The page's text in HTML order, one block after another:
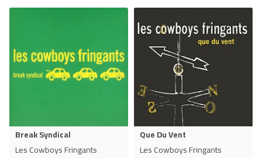
Break Syndical
Les Cowboys Fringants
Que Du Vent
Les Cowboys Fringants